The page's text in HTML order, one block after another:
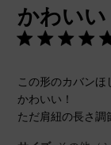
かわいい
この形のカバンほ
かわいい！
ただ肩紐の長さ調